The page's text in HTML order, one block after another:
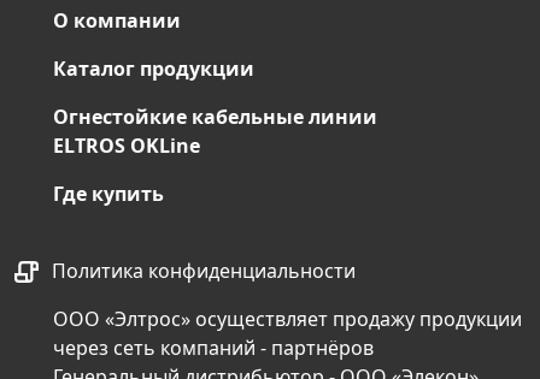
О компании
Каталог продукции
Огнестойкие кабельные линии
ELTROS OKLine
Где купить
Политика конфиденциальности
ООО «Элтрос» осуществляет продажу продукции
через сеть компаний - партнёров